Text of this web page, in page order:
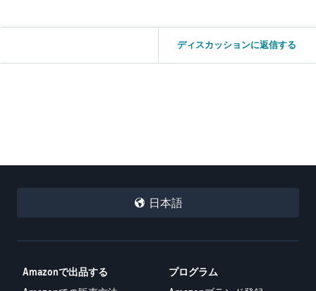
ディスカッションに返信する
日本語
Amazonで出品する
プログラム